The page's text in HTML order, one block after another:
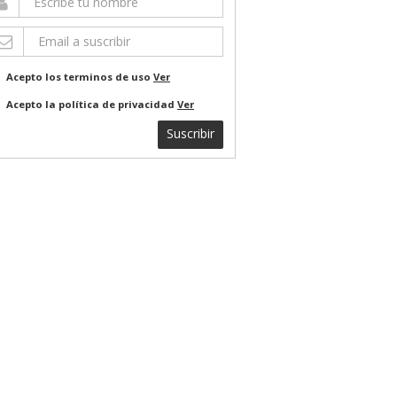
Acepto los terminos de uso Ver
Acepto la política de privacidad Ver
Suscribir